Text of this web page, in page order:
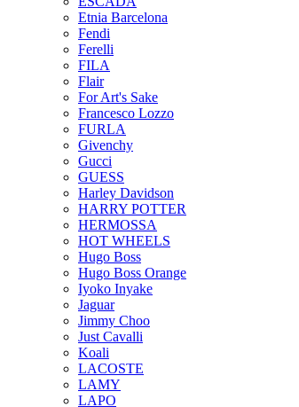
Etnia Barcelona
Fendi
Ferelli
FILA
Flair
For Art's Sake
Francesco Lozzo
FURLA
Givenchy
Gucci
GUESS
Harley Davidson
HARRY POTTER
HERMOSSA
HOT WHEELS
Hugo Boss
Hugo Boss Orange
Iyoko Inyake
Jaguar
Jimmy Choo
Just Cavalli
Koali
LACOSTE
LAMY
LAPO